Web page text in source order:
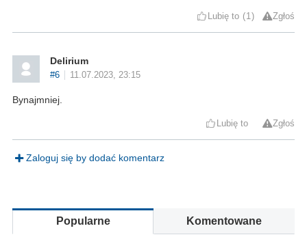
Lubię to 1 Zgłoś
Delirium
#6 11.07.2023, 23:15
Bynajmniej.
Lubię to Zgłoś
Zaloguj się by dodać komentarz
Popularne Komentowane